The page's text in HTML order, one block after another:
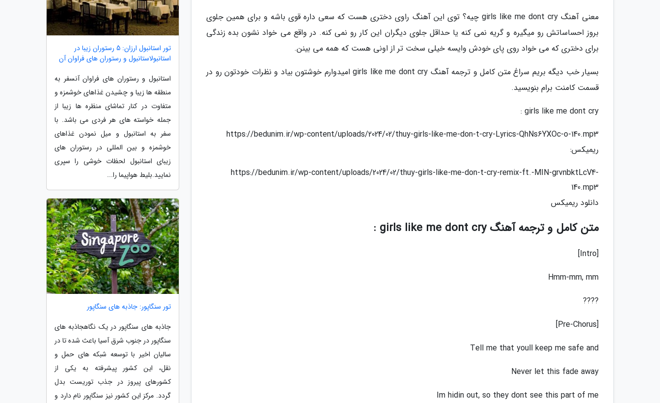
معنی آهنگ girls like me dont cry چیه؟ توی این آهنگ راوی دختری هست که سعی داره قوی باشه و برای همین جلوی
بروز احساساتش رو میگیره و گریه نمی کنه یا حداقل جلوی دیگران این کار رو نمی کنه. در واقع می خواد نشون بده زندگی
برای دختری که می خواد روی پای خودش وایسه خیلی سخت تر از اونی هست که همه می بینن.
بسیار خب دیگه بریم سراغ متن کامل و ترجمه آهنگ girls like me dont cry امیدوارم خوشتون بیاد و نظرات خودتون رو در
قسمت کامنت برام بنویسید.
girls like me dont cry :
https://bedunim.ir/wp-content/uploads/2024/02/thuy-girls-like-me-don-t-cry-Lyrics-QhNs6YXOc-o-140.mp3
ریمیکس:
https://bedunim.ir/wp-content/uploads/2024/02/thuy-girls-like-me-don-t-cry-remix-ft.-MIN-grvnbktLcV4-
140.mp3
دانلود ریمیکس
متن کامل و ترجمه آهنگ girls like me dont cry :
[Intro]
Hmm-mm, mm
????
[Pre-Chorus]
Tell me that youll keep me safe and
Never let this fade away
Im hidin out, so they dont see this part of me
تور استانبول ارزان: 5 رستوران زیبا در
استانبولاستانبول و رستوران های فراوان آن
استانبول و رستوران های فراوان آنسفر به
منطقه ها زیبا و چشیدن غذاهای خوشمزه و
متفاوت در کنار تماشای منظره ها زیبا از
جمله خواسته های هر فردی می باشد. با
سفر به استانبول و میل نمودن غذاهای
خوشمزه و بین المللی در رستوران های
زیبای استانبول لحظات خوشی را سپری
نمایید.بلیط هواپیما را...
تور سنگاپور: جاذبه های سنگاپور
جاذبه های سنگاپور در یک نگاهجاذبه های
سنگاپور در جنوب شرق آسیا باعث شده تا در
سالیان اخیر با توسعه شبکه های حمل و
نقل، این کشور پیشرفته به یکی از
کشورهای پیروز در جذب توریست بدل
گردد. مرکز این کشور نیز سنگاپور نام دارد و